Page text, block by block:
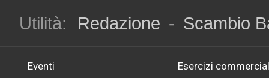
Utilità:
Redazione - Scambio
Eventi Esercizi